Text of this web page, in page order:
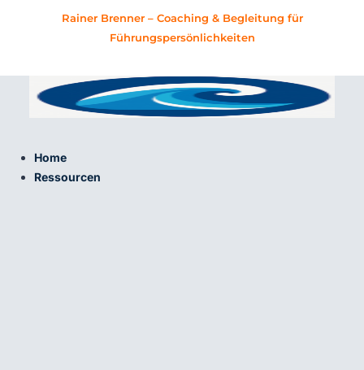
Rainer Brenner – Coaching & Begleitung für
Führungspersönlichkeiten
Home
Ressourcen